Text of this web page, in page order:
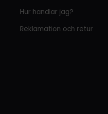
Hur handlar jag?
Reklamation och retur